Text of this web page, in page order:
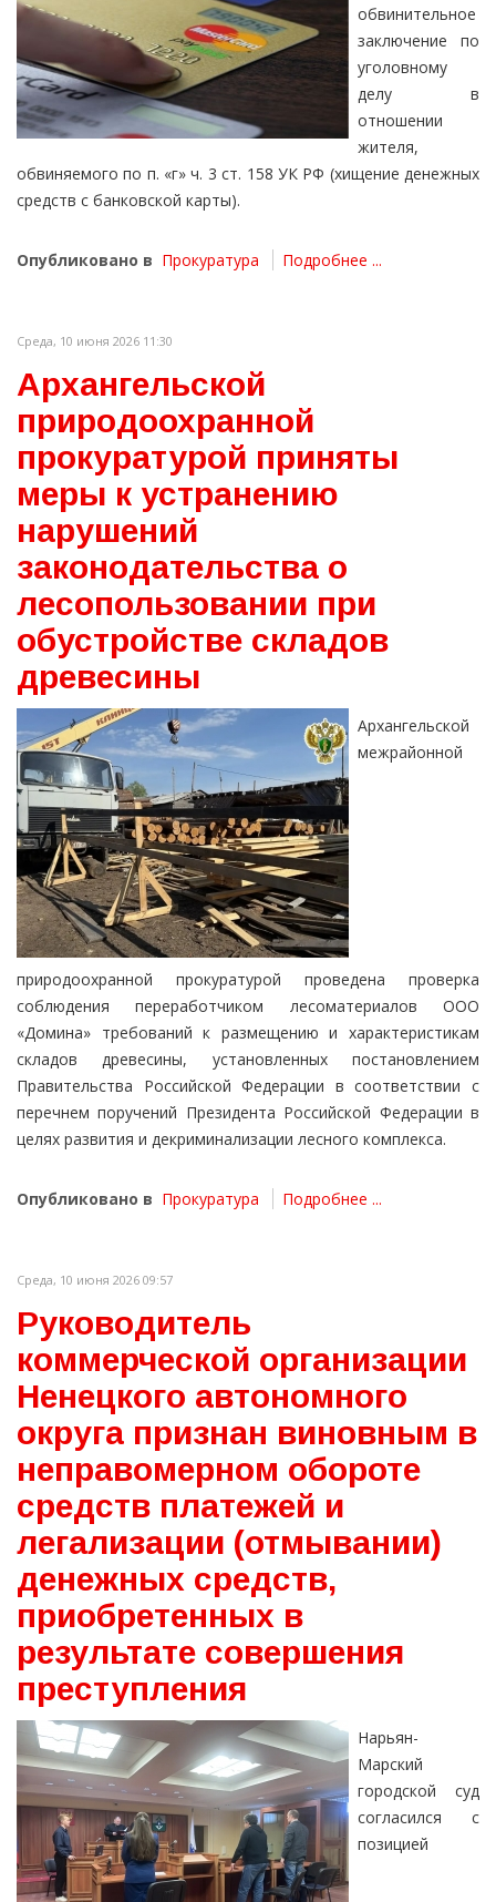
обвинительное
заключение по
уголовному
делу в
отношении
жителя,
обвиняемого по п. «г» ч. 3 ст. 158 УК РФ (хищение денежных
средств с банковской карты).
Опубликовано в Прокуратура Подробнее ...
Среда, 10 июня 2026 11:30
Архангельской
природоохранной
прокуратурой приняты
меры к устранению
нарушений
законодательства о
лесопользовании при
обустройстве складов
древесины
Архангельской
межрайонной
природоохранной прокуратурой проведена проверка
соблюдения переработчиком лесоматериалов ООО
«Домина» требований к размещению и характеристикам
складов древесины, установленных постановлением
Правительства Российской Федерации в соответствии с
перечнем поручений Президента Российской Федерации в
целях развития и декриминализации лесного комплекса.
Опубликовано в Прокуратура Подробнее ...
Среда, 10 июня 2026 09:57
Руководитель
коммерческой организации
Ненецкого автономного
округа признан виновным в
неправомерном обороте
средств платежей и
легализации (отмывании)
денежных средств,
приобретенных в
результате совершения
преступления
Нарьян-
Марский
городской суд
согласился с
позицией